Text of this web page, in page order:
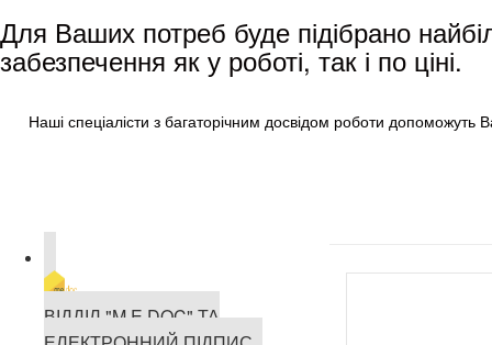
Для Ваших потреб буде підібрано
забезпечення як у роботі, так і по ціні.
Наші спеціалісти з багаторічним досвідом роботи
ВІДДІЛ "M.E.DOC" ТА